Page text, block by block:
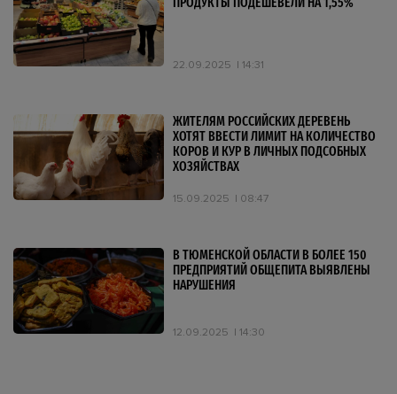
22.09.2025 14:31
ЖИТЕЛЯМ РОССИЙСКИХ ДЕРЕВЕНЬ
ХОТЯТ ВВЕСТИ ЛИМИТ НА КОЛИЧЕСТВО
КОРОВ И КУР В ЛИЧНЫХ ПОДСОБНЫХ
ХОЗЯЙСТВАХ
15.09.2025 08:47
В ТЮМЕНСКОЙ ОБЛАСТИ В БОЛЕЕ 150
ПРЕДПРИЯТИЙ ОБЩЕПИТА ВЫЯВЛЕНЫ
НАРУШЕНИЯ
12.09.2025 14:30